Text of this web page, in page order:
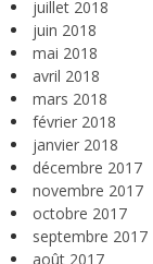
juillet 2018
juin 2018
mai 2018
avril 2018
mars 2018
février 2018
janvier 2018
décembre 2017
novembre 2017
octobre 2017
septembre 2017
août 2017